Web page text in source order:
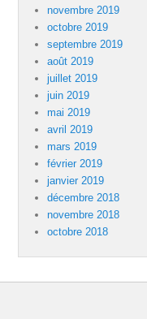
novembre 2019
octobre 2019
septembre 2019
août 2019
juillet 2019
juin 2019
mai 2019
avril 2019
mars 2019
février 2019
janvier 2019
décembre 2018
novembre 2018
octobre 2018